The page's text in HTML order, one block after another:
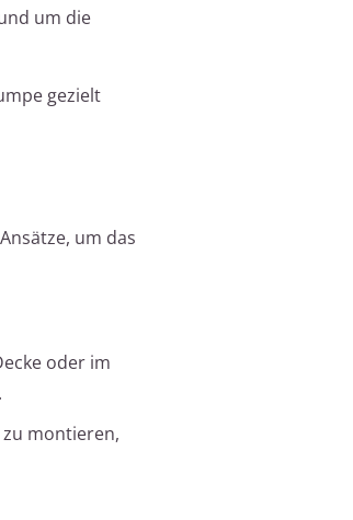
um die
gezielt
um das
oder im
montieren,